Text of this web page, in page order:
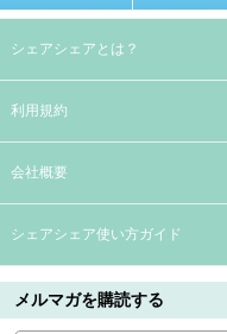
シェアシェアとは？
利用規約
会社概要
シェアシェア使い方ガイド
メルマガを購読する